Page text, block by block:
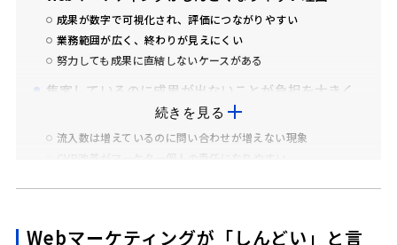
成果が数字で可視化され、評価につながりやすい
業務範囲が広く、終わりが見えにくい
努力しても成果に直結しないケースがある
集客しているのに成果が出ないことが負担を大きく
流入数は増えているのに問い合わせが増えない現象
CVR改善がマーケター個人の責任になりやすい
問い合わせ直前で立ち止まるユーザーが一定数存在する
続きを見る
Webマーケティングが「しんどい」と言